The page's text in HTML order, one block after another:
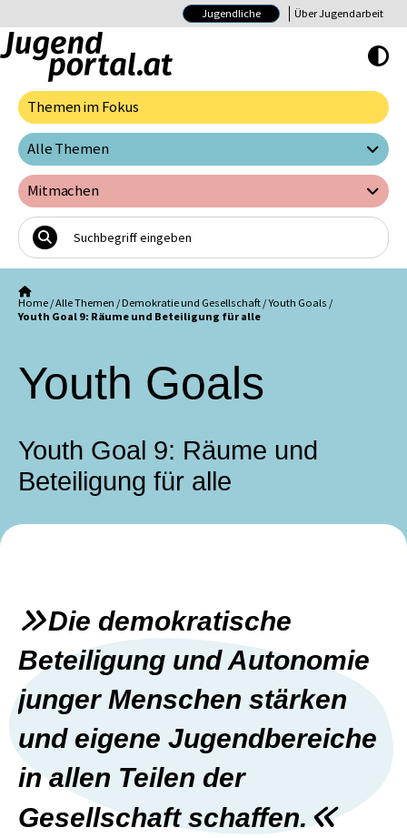
Jugendliche Über Jugendarbeit
Hoher Kontrast
Themen im Fokus
Alle Themen
Mitmachen
Home /Alle Themen /Demokratie und Gesellschaft /Youth Goals /
Youth Goal 9: Räume und Beteiligung für alle
Youth Goals
Youth Goal 9: Räume und
Beteiligung für alle
Die demokratische
Beteiligung und Autonomie
junger Menschen stärken
und eigene Jugendbereiche
in allen Teilen der
Gesellschaft schaffen.